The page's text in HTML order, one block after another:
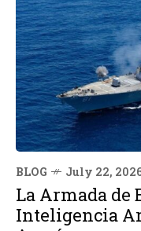
BLOG July 22,
La Armada de
Inteligencia